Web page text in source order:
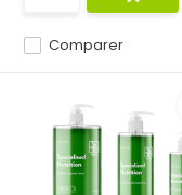
Comparer